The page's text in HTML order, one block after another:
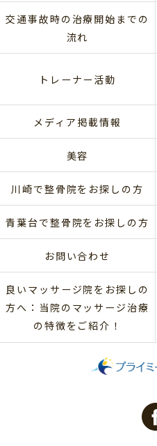
交通事故時の治療開始までの
流れ
トレーナー活動
メディア掲載情報
美容
川崎で整骨院をお探しの方
青葉台で整骨院をお探しの方
お問い合わせ
良いマッサージ院をお探しの
方へ：当院のマッサージ治療
の特徴をご紹介！